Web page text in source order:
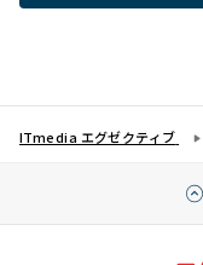
ITmedia エグゼクティブ